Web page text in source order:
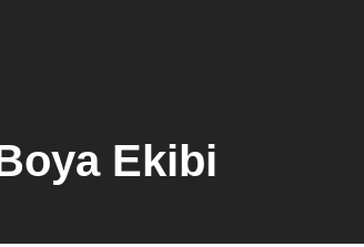
Ekibi